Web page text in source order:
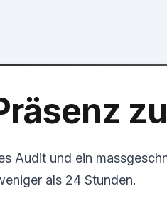
Audit und ein
als 24 Stunden.